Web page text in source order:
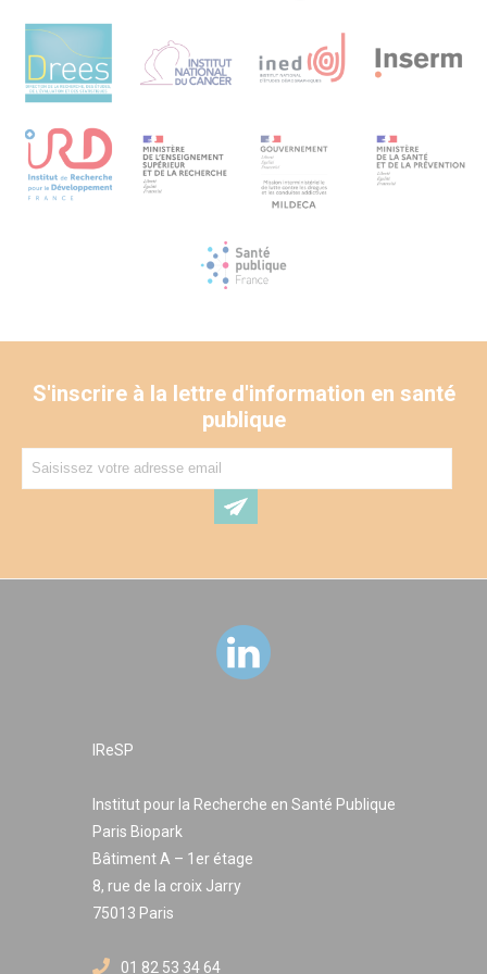
S'inscrire à la lettre d'information en santé
publique
IReSP
Institut pour la Recherche en Santé Publique
Paris Biopark
Bâtiment A – 1er étage
8, rue de la croix Jarry
75013 Paris
01 82 53 34 64